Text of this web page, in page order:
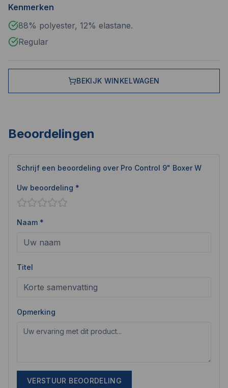
Kenmerken
88% polyester, 12% elastane.
Regular
BEKIJK WINKELWAGEN
Beoordelingen
Schrijf een beoordeling over Pro Control 9" Boxer W
Uw beoordeling *
Naam *
Titel
Opmerking
VERSTUUR BEOORDELING